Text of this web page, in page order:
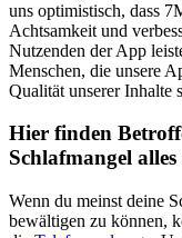
uns optimistisch, dass
Achtsamkeit und
Nutzenden der App
Menschen, die unsere
Qualität unserer Inhalte
Hier finden
Schlafmangel
Wenn du meinst deine
bewältigen zu können,